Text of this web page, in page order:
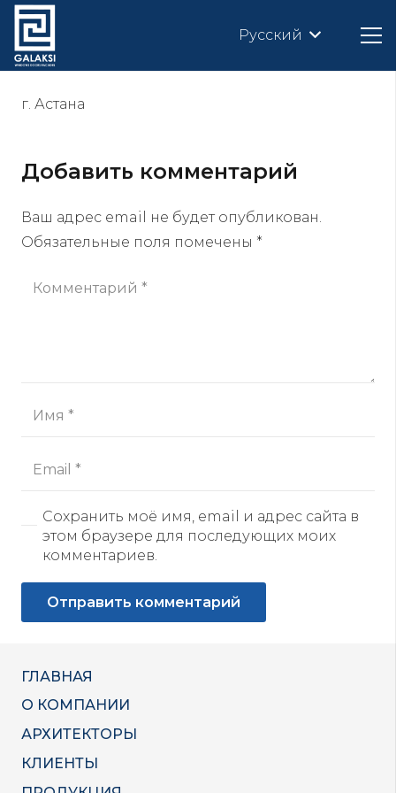
Русский
г. Астана
Добавить комментарий
Ваш адрес email не будет опубликован.
Обязательные поля помечены *
Сохранить моё имя, email и адрес сайта в
этом браузере для последующих моих
комментариев.
Отправить комментарий
ГЛАВНАЯ
О КОМПАНИИ
АРХИТЕКТОРЫ
КЛИЕНТЫ